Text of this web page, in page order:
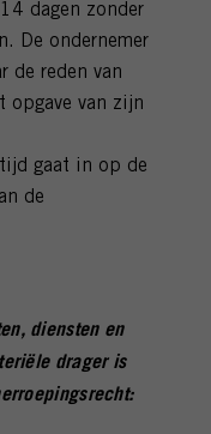
dagen zonder
De ondernemer
de reden van
opgave van zijn
gaat in op de
de
diensten en
drager is